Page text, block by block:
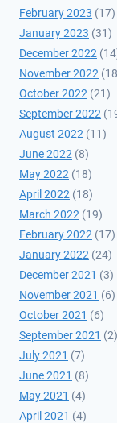
February 2023 (17)
January 2023 (31)
December 2022
November 2022
October 2022 (21)
September 2022
August 2022 (11)
June 2022 (8)
May 2022 (18)
April 2022 (18)
March 2022 (19)
February 2022 (17)
January 2022 (24)
December 2021 (3)
November 2021 (6)
October 2021 (6)
September 2021 (2)
July 2021 (7)
June 2021 (8)
May 2021 (4)
April 2021 (4)